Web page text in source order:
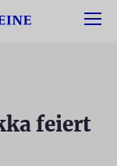
feiert